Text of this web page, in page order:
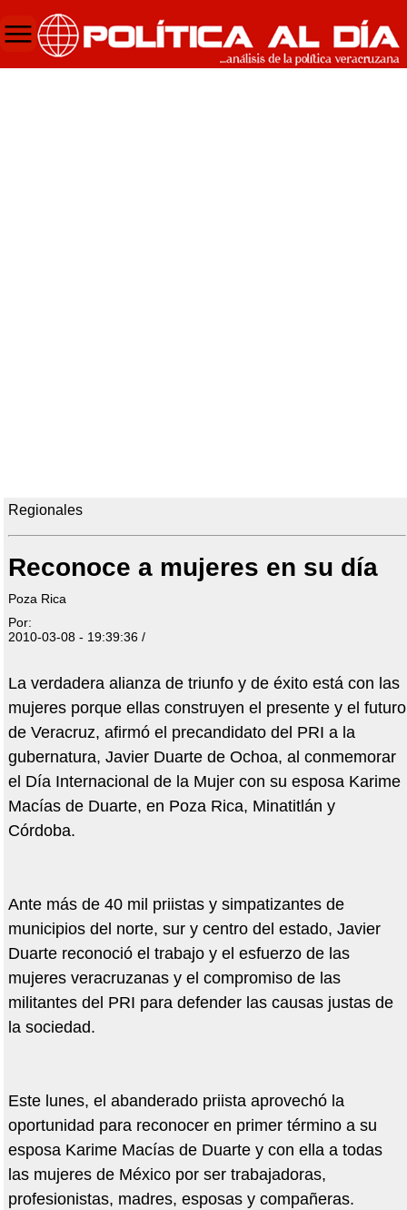
Regionales
Reconoce a mujeres en su día
Poza Rica
Por:
2010-03-08 - 19:39:36 /
La verdadera alianza de triunfo y de éxito está con las
mujeres porque ellas construyen el presente y el futuro
de Veracruz, afirmó el precandidato del PRI a la
gubernatura, Javier Duarte de Ochoa, al conmemorar
el Día Internacional de la Mujer con su esposa Karime
Macías de Duarte, en Poza Rica, Minatitlán y
Córdoba.
Ante más de 40 mil priistas y simpatizantes de
municipios del norte, sur y centro del estado, Javier
Duarte reconoció el trabajo y el esfuerzo de las
mujeres veracruzanas y el compromiso de las
militantes del PRI para defender las causas justas de
la sociedad.
Este lunes, el abanderado priista aprovechó la
oportunidad para reconocer en primer término a su
esposa Karime Macías de Duarte y con ella a todas
las mujeres de México por ser trabajadoras,
profesionistas, madres, esposas y compañeras.